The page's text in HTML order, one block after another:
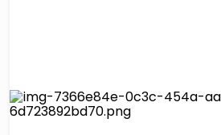
lucidatrice pavimenti
pattumiera raccolta differenziata